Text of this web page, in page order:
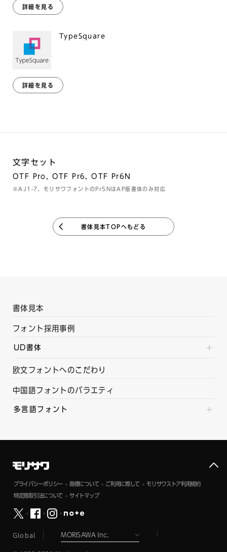
詳細を見る
TypeSquare
詳細を見る
文字セット
OTF Pro, OTF Pr6, OTF Pr6N
※AJ1-7、モリサワフォントのPr5NはAP版書体のみ対応
書体見本TOPへもどる
書体見本
フォント採用事例
UD書体
欧文フォントへのこだわり
中国語フォントのバラエティ
多言語フォント
プライバシーポリシー 商標について ご利用に際して モリサワストア利用規約
特定商取引法について サイトマップ
Global